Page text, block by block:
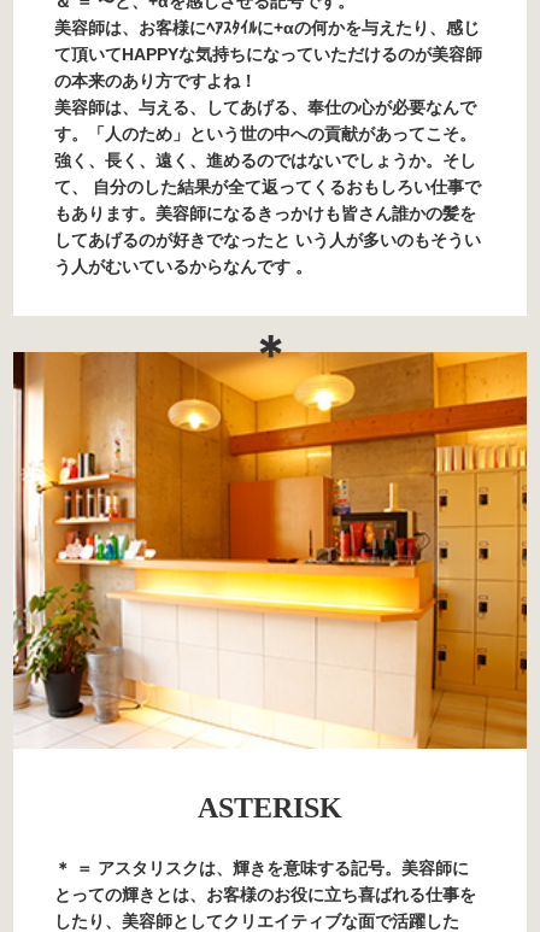
美容師は、お客様にﾍｱｽﾀｲﾙに+αの何かを与えたり、感じ
て頂いてHAPPYな気持ちになっていただけるのが美容師
の本来のあり方ですよね！
美容師は、与える、してあげる、奉仕の心が必要なんで
す。「人のため」という世の中への貢献があってこそ。
強く、長く、遠く、進めるのではないでしょうか。そし
て、 自分のした結果が全て返ってくるおもしろい仕事で
もあります。美容師になるきっかけも皆さん誰かの髪を
してあげるのが好きでなったと いう人が多いのもそうい
う人がむいているからなんです 。
＊
ASTERISK
＊ ＝ アスタリスクは、輝きを意味する記号。美容師に
とっての輝きとは、お客様のお役に立ち喜ばれる仕事を
したり、美容師としてクリエイティブな面で活躍した